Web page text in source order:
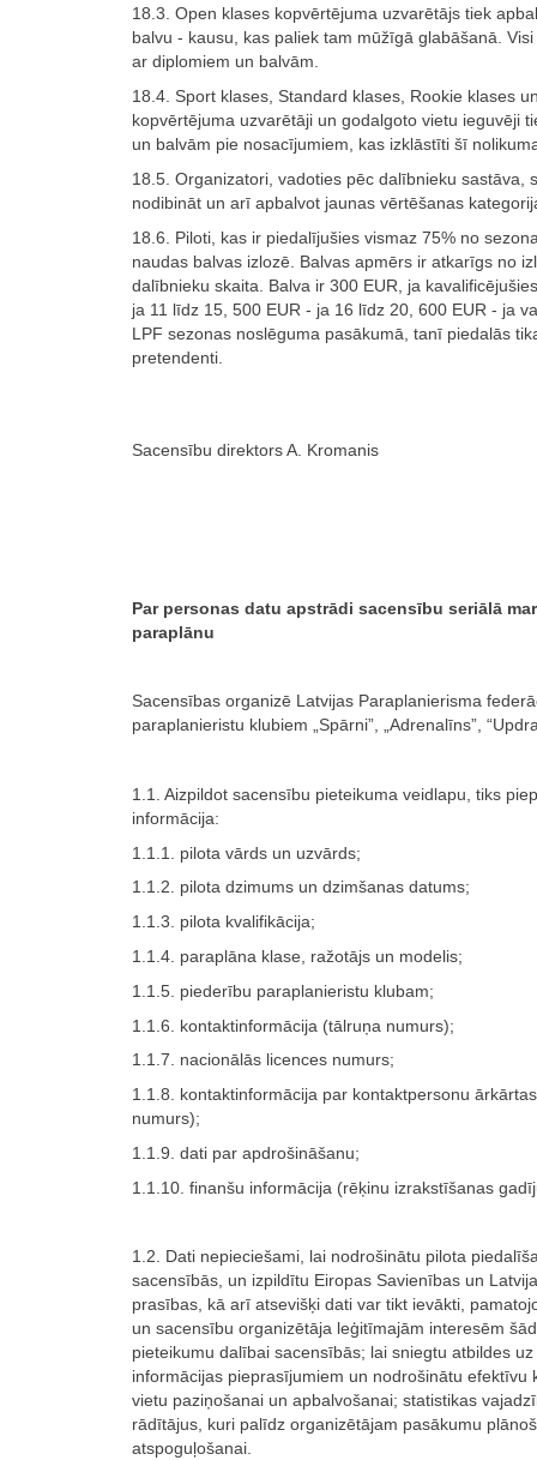
18.3. Open klases kopvērtējuma uzvarētājs tiek
balvu - kausu, kas paliek tam mūžīgā glabāšanā.
ar diplomiem un balvām.
18.4. Sport klases, Standard klases, Rookie klases
kopvērtējuma uzvarētāji un godalgoto vietu ieguvēji
un balvām pie nosacījumiem, kas izklāstīti šī
18.5. Organizatori, vadoties pēc dalībnieku sastāva,
nodibināt un arī apbalvot jaunas vērtēšanas
18.6. Piloti, kas ir piedalījušies vismaz 75% no
naudas balvas izlozē. Balvas apmērs ir atkarīgs no
dalībnieku skaita. Balva ir 300 EUR, ja
ja 11 līdz 15, 500 EUR - ja 16 līdz 20, 600 EUR - ja
LPF sezonas noslēguma pasākumā, tanī piedalās
pretendenti.
Sacensību direktors A. Kromanis
Par personas datu apstrādi sacensību seriālā
paraplānu
Sacensības organizē Latvijas Paraplanierisma
paraplanieristu klubiem „Spārni”, „Adrenalīns”,
1.1. Aizpildot sacensību pieteikuma veidlapu, tiks
informācija:
1.1.1. pilota vārds un uzvārds;
1.1.2. pilota dzimums un dzimšanas datums;
1.1.3. pilota kvalifikācija;
1.1.4. paraplāna klase, ražotājs un modelis;
1.1.5. piederību paraplanieristu klubam;
1.1.6. kontaktinformācija (tālruņa numurs);
1.1.7. nacionālās licences numurs;
1.1.8. kontaktinformācija par kontaktpersonu
numurs);
1.1.9. dati par apdrošināšanu;
1.1.10. finanšu informācija (rēķinu izrakstīšanas
1.2. Dati nepieciešami, lai nodrošinātu pilota
sacensībās, un izpildītu Eiropas Savienības un
prasības, kā arī atsevišķi dati var tikt ievākti,
un sacensību organizētāja leģitīmajām interesēm
pieteikumu dalībai sacensībās; lai sniegtu atbildes
informācijas pieprasījumiem un nodrošinātu efektīvu
vietu paziņošanai un apbalvošanai; statistikas
rādītājus, kuri palīdz organizētājam pasākumu
atspoguļošanai.